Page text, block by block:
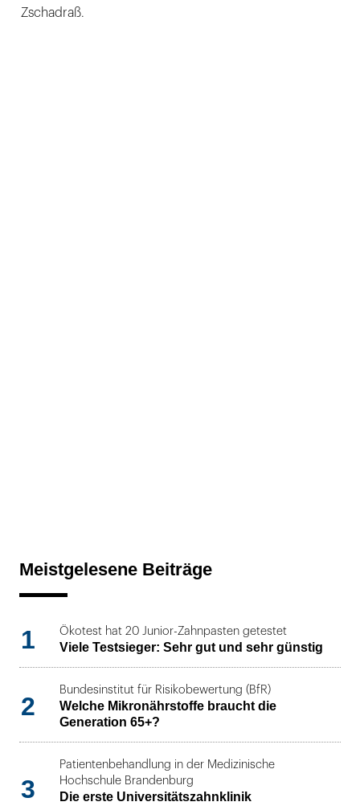
Zschadraß.
Meistgelesene Beiträge
1 Ökotest hat 20 Junior-Zahnpasten getestet
Viele Testsieger: Sehr gut und sehr günstig
2
Bundesinstitut für Risikobewertung (BfR)
Welche Mikronährstoffe braucht die
Generation 65+?
3
Patientenbehandlung in der Medizinische
Hochschule Brandenburg
Die erste Universitätszahnklinik